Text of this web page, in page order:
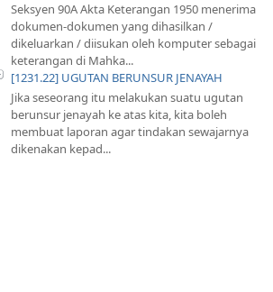
Seksyen 90A Akta Keterangan 1950 menerima
dokumen-dokumen yang dihasilkan /
dikeluarkan / diisukan oleh komputer sebagai
keterangan di Mahka...
[1231.22] UGUTAN BERUNSUR JENAYAH
Jika seseorang itu melakukan suatu ugutan
berunsur jenayah ke atas kita, kita boleh
membuat laporan agar tindakan sewajarnya
dikenakan kepad...